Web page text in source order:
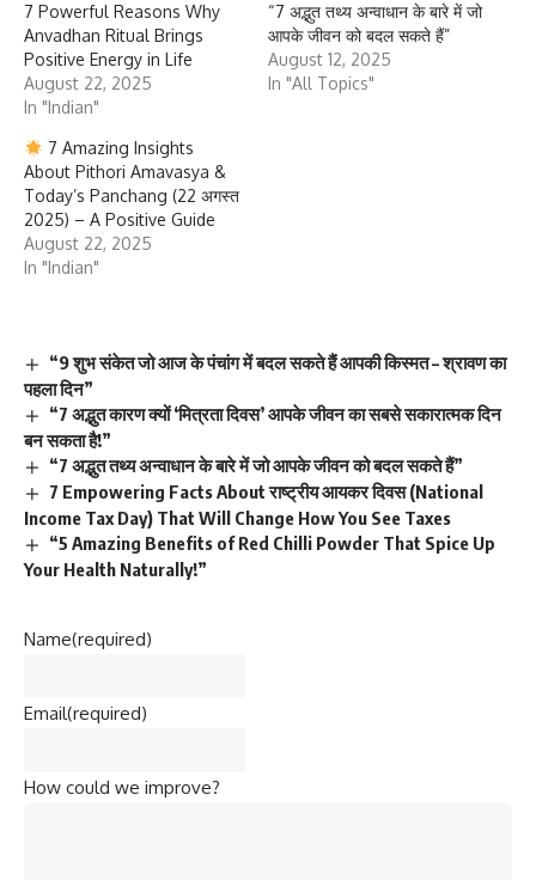
7 Powerful Reasons Why
Anvadhan Ritual Brings
Positive Energy in Life
August 22, 2025
In "Indian"
“7 अद्भुत तथ्य अन्वाधान के बारे में जो
आपके जीवन को बदल सकते हैं”
August 12, 2025
In "All Topics"
7 Amazing Insights
About Pithori Amavasya &
Today’s Panchang (22 अगस्त
2025) – A Positive Guide
August 22, 2025
In "Indian"
“9 शुभ संकेत जो आज के पंचांग में बदल सकते हैं आपकी किस्मत – श्रावण का
पहला दिन”
“7 अद्भुत कारण क्यों ‘मित्रता दिवस’ आपके जीवन का सबसे सकारात्मक दिन
बन सकता है!”
“7 अद्भुत तथ्य अन्वाधान के बारे में जो आपके जीवन को बदल सकते हैं”
7 Empowering Facts About राष्ट्रीय आयकर दिवस (National
Income Tax Day) That Will Change How You See Taxes
“5 Amazing Benefits of Red Chilli Powder That Spice Up
Your Health Naturally!”
Name(required)
Email(required)
How could we improve?